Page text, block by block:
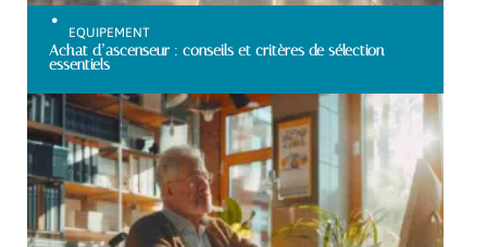
EQUIPEMENT
Achat d’ascenseur : conseils et critères de sélection
essentiels